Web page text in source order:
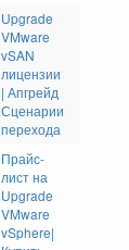
Upgrade
VMware
vSAN
лицензии
| Апгрейд
Сценарии
перехода
Прайс-
лист на
Upgrade
VMware
vSphere|